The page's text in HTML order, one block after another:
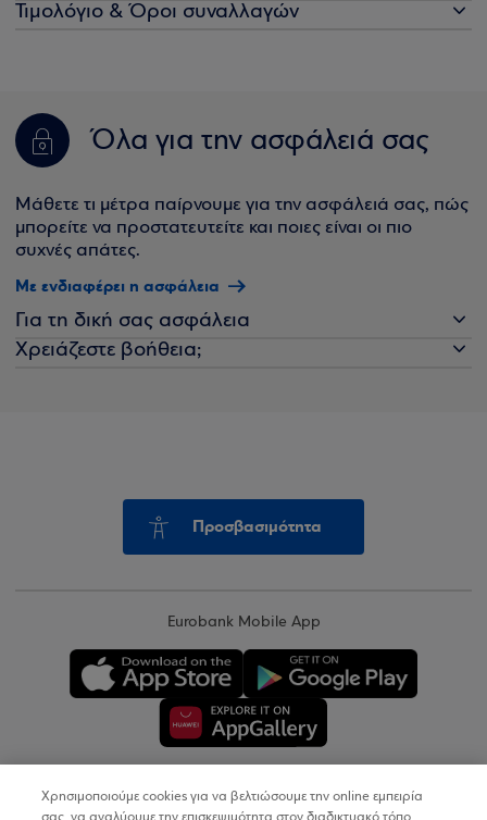
Τιμολόγιο & Όροι συναλλαγών
Όλα για την ασφάλειά σας
Μάθετε τι μέτρα παίρνουμε για την ασφάλειά σας, πώς
μπορείτε να προστατευτείτε και ποιες είναι οι πιο
συχνές απάτες.
Με ενδιαφέρει η ασφάλεια
Για τη δική σας ασφάλεια
Χρειάζεστε βοήθεια;
Προσβασιμότητα
Eurobank Mobile App
Copyright © 2026
Χρησιμοποιούμε cookies για να βελτιώσουμε την online εμπειρία